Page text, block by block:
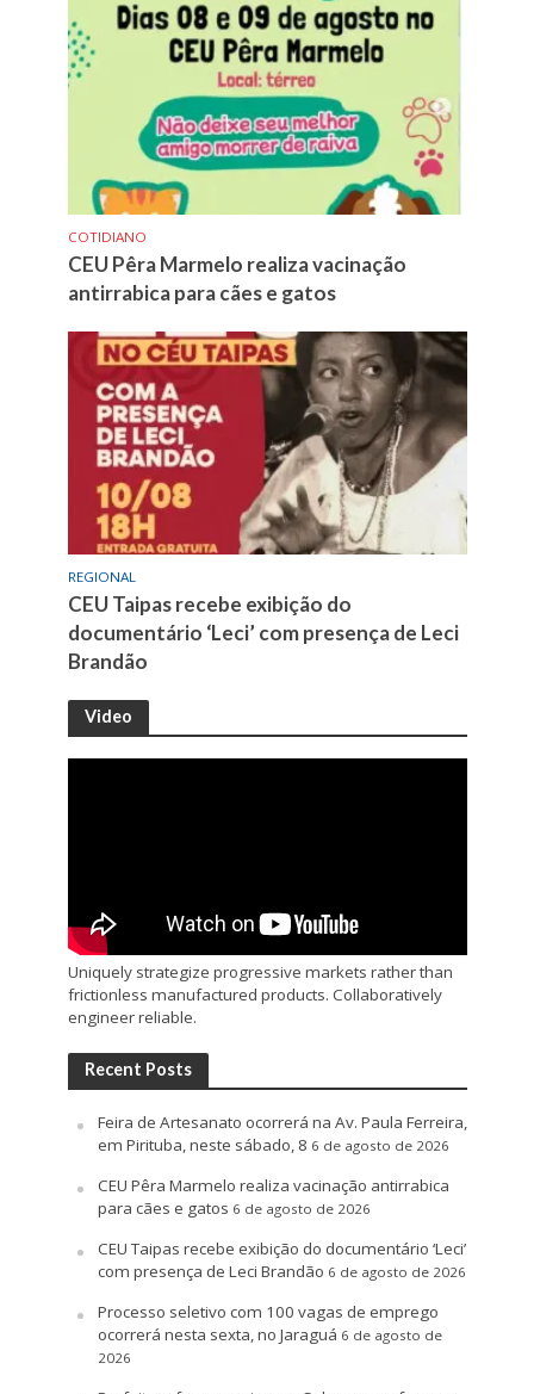
COTIDIANO
CEU Pêra Marmelo realiza vacinação
antirrabica para cães e gatos
REGIONAL
CEU Taipas recebe exibição do
documentário ‘Leci’ com presença de Leci
Brandão
Video
Uniquely strategize progressive markets rather than
frictionless manufactured products. Collaboratively
engineer reliable.
Recent Posts
Feira de Artesanato ocorrerá na Av. Paula Ferreira,
em Pirituba, neste sábado, 8 6 de agosto de 2026
CEU Pêra Marmelo realiza vacinação antirrabica
para cães e gatos 6 de agosto de 2026
CEU Taipas recebe exibição do documentário ‘Leci’
com presença de Leci Brandão 6 de agosto de 2026
Processo seletivo com 100 vagas de emprego
ocorrerá nesta sexta, no Jaraguá 6 de agosto de
2026